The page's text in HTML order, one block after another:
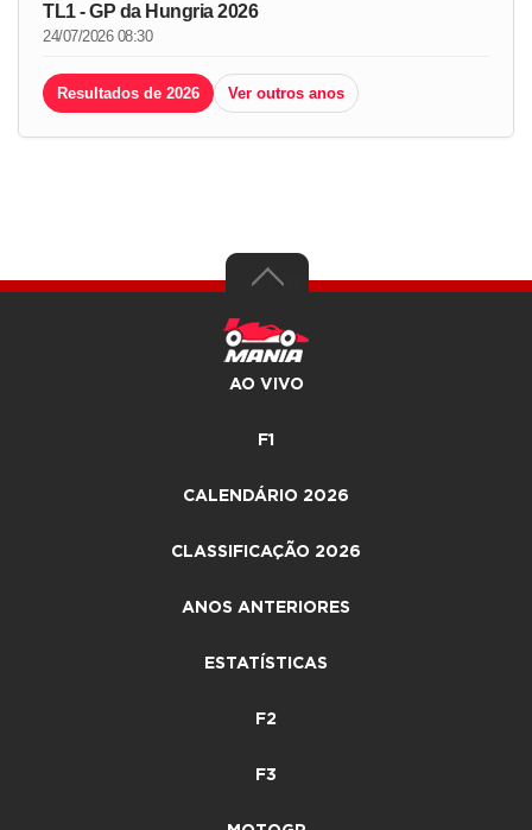
TL1 - GP da Hungria 2026
24/07/2026 08:30
Resultados de 2026 Ver outros anos
AO VIVO
F1
CALENDÁRIO 2026
CLASSIFICAÇÃO 2026
ANOS ANTERIORES
ESTATÍSTICAS
F2
F3